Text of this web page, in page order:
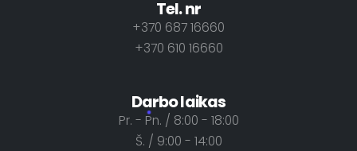
Tel. nr
+370 687 16660
+370 610 16660
Darbo laikas
Pr. - Pn. / 8:00 - 18:00
Š. / 9:00 - 14:00